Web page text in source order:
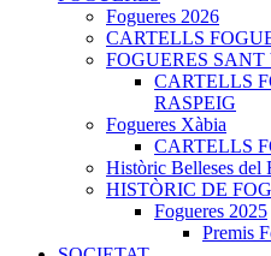
Fogueres 2026
CARTELLS
FOGUERES
CARTELLS
RASPEIG
Fogueres Xàbia
CARTELLS
Històric Belleses del
HISTÒRIC DE
Fogueres 2025
Premis